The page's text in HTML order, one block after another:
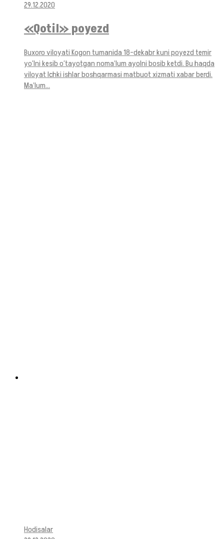
29.12.2020
«Qotil» poyezd
Buxoro viloyati Kogon tumanida 18-dekabr kuni poyezd temir
yo‘lni kesib o‘tayotgan noma’lum ayolni bosib ketdi. Bu haqda
viloyat Ichki ishlar boshqarmasi matbuot xizmati xabar berdi.
Ma’lum...
Hodisalar